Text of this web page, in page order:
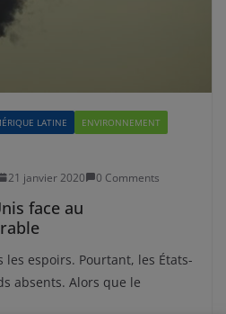
LATINE
ENVIRONNEMENT
21 janvier 2020 0 Comments
face au
les espoirs. Pourtant, les États-
absents. Alors que le